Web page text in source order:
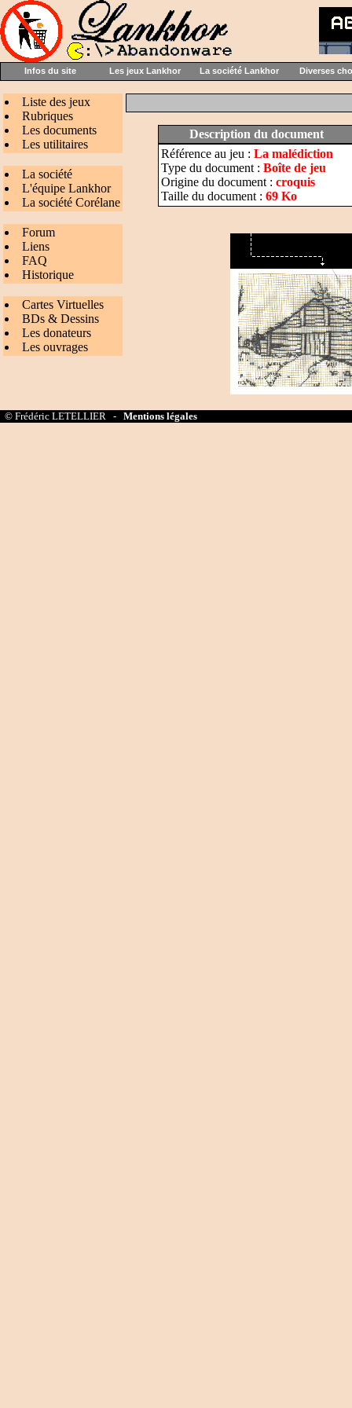
Infos du site Les jeux Lankhor La société Lankhor Diverses
Liste des jeux
Rubriques
Les documents
Les utilitaires
La société
L'équipe Lankhor
La société Corélane
Forum
Liens
FAQ
Historique
Cartes Virtuelles
BDs & Dessins
Les donateurs
Les ouvrages
Description du document
Référence au jeu : La malédiction
Type du document : Boîte de jeu
Origine du document : croquis
Taille du document : 69 Ko
© Frédéric LETELLIER - Mentions légales